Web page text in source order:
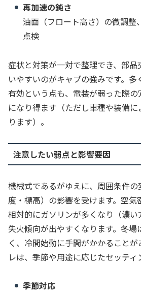
再加速の鈍さ
油面（フロート高さ）の微調整
点検
症状と対策が一対で整理でき、部品
いやすいのがキャブの強みです。
有効という点も、電装が弱った際
になり得ます（ただし車種や装備
ります）。
注意したい弱点と影響要因
機械式であるがゆえに、周囲条件
度・標高）の影響を受けます。空
相対的にガソリンが多くなり（濃
失火傾向が出やすくなります。冬場
く、冷間始動に手間がかかること
レは、季節や用途に応じたセッティ
季節対応